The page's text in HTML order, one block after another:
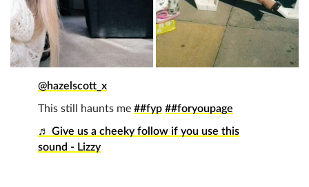
@hazelscott_x
This still haunts me ##fyp ##foryoupage
♬ Give us a cheeky follow if you use this
sound - Lizzy